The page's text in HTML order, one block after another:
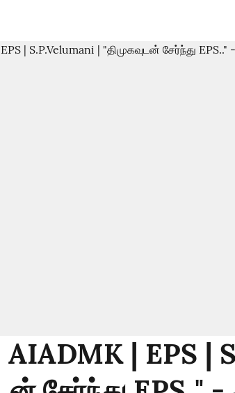
| EPS |